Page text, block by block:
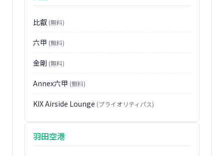
比叡 (無料)
六甲 (無料)
金剛 (無料)
Annex六甲 (無料)
KIX Airside Lounge (プライオリティパス)
羽田空港